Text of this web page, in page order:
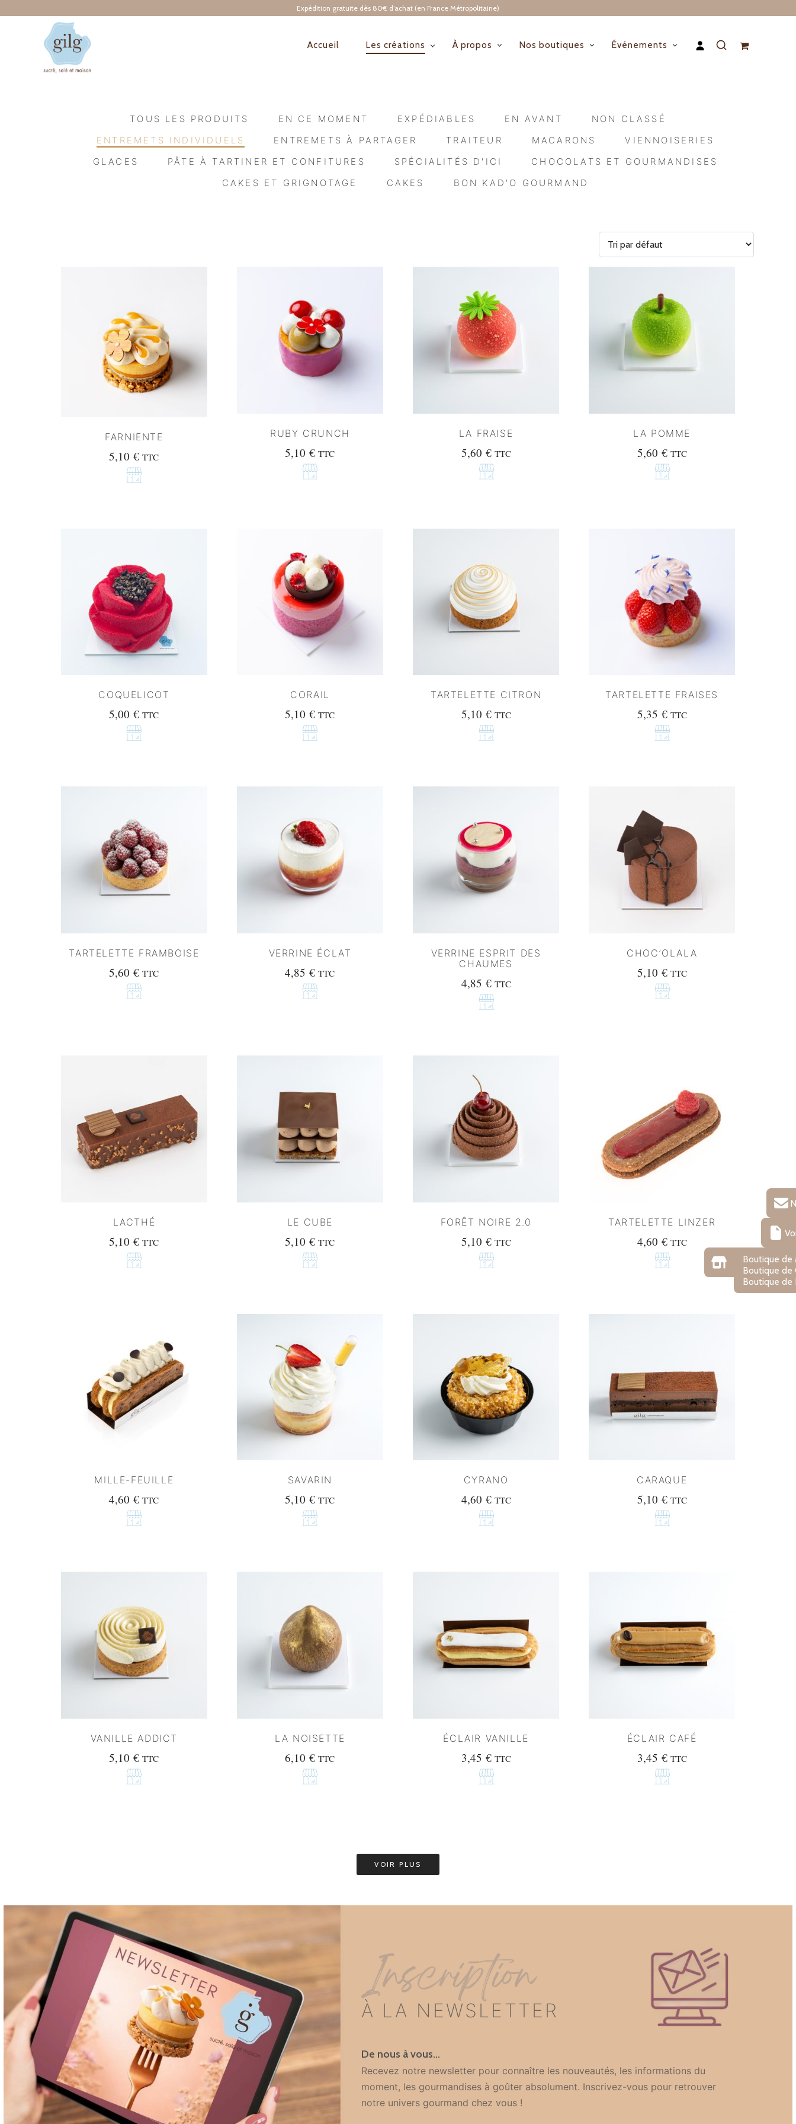
Expédition gratuite dès 80€ d’achat (en France Métropolitaine)
NAVIGATION
Accueil Les créations À propos Nos boutiques Événements
TOUS LES PRODUITS EN CE MOMENT EXPÉDIABLES EN AVANT
NON CLASSÉ
ENTREMETS INDIVIDUELS
ENTREMETS À PARTAGER TRAITEUR MACARONS
VIENNOISERIES
GLACES
PÂTE À TARTINER ET CONFITURES SPÉCIALITÉS D'ICI
CHOCOLATS ET GOURMANDISES
CAKES ET GRIGNOTAGE
CAKES BON KAD'O GOURMAND
FARNIENTE
5,10€ TTC
RUBY CRUNCH
5,10€ TTC
LA FRAISE
5,60 € TTC
LA POMME
5,60 € TTC
COQUELICOT
5,00€ TTC
CORAIL
5,10€ TTC
TARTELETTE CITRON
5,10 € TTC
TARTELETTE FRAISES
5,35 € TTC
TARTELETTE FRAMBOISE
5,60€ TTC
VERRINE ÉCLAT
4,85€ TTC
VERRINE ESPRIT DES
CHAUMES
4,85 € TTC
CHOC’OLALA
5,10 € TTC
LACTHÉ
5,10€ TTC
LE CUBE
5,10€ TTC
FORÊT NOIRE 2.0
5,10 € TTC
TARTELETTE LINZER
4,60 € TTC
MILLE-FEUILLE
4,60€ TTC
SAVARIN
5,10€ TTC
CYRANO
4,60 € TTC
CARAQUE
5,10 € TTC
VANILLE ADDICT
5,10€ TTC
LA NOISETTE
6,10€ TTC
ÉCLAIR VANILLE
3,45 € TTC
ÉCLAIR CAFÉ
3,45 € TTC
VOIR PLUS
Boutique de
Boutique de
Boutique de
Inscription
À LA NEWSLETTER
De nous à vous…
Recevez notre newsletter pour connaître les nouveautés, les informations du
moment, les gourmandises à goûter absolument. Inscrivez-vous pour retrouver
notre univers gourmand chez vous !